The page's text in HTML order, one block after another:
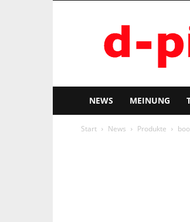
pixx
NEWS MEINUNG
Start News Produkte